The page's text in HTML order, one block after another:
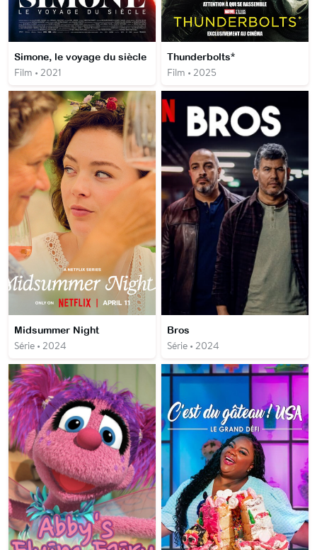
Simone, le voyage du siècle
Film • 2021
Thunderbolts*
Film • 2025
Midsummer Night
Série • 2024
Bros
Série • 2024